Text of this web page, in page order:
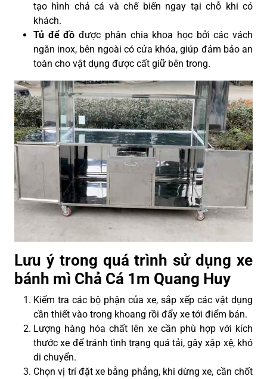
tạo hình chả cá và chế biến ngay tại chỗ khi có
khách.
Tủ để đồđược phân chia khoa học bởi các vách
ngăn inox, bên ngoài có cửa khóa, giúp đảm bảo an
toàn cho vật dụng được cất giữ bên trong.
Lưu ý trong quá trình sử dụng xe
bánh mì Chả Cá 1m Quang Huy
Kiểm tra các bộ phận của xe, sắp xếp các vật dụng
cần thiết vào trong khoang rồi đẩy xe tới điểm bán.
Lượng hàng hóa chất lên xe cần phù hợp với kích
thước xe để tránh tình trạng quá tải, gây xập xệ, khó
di chuyển.
Chọn vị trí đặt xe bằng phẳng, khi dừng xe, cần chốt